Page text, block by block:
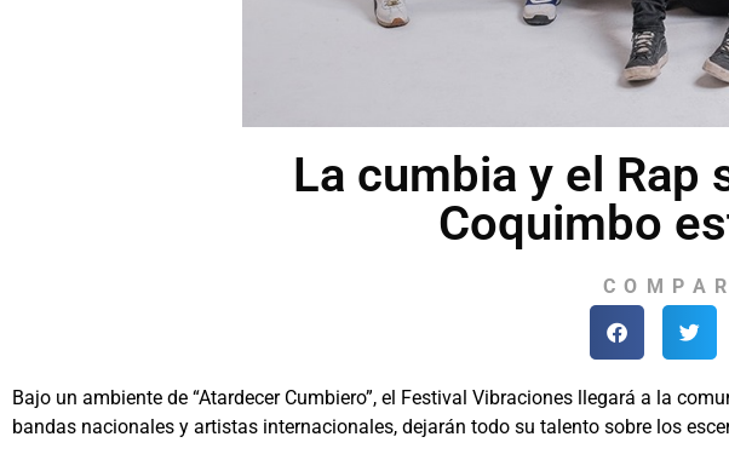
La cumbia y el Rap
Coquimbo
Bajo un ambiente de “Atardecer Cumbiero”, el Festival Vibraciones llegará a la
bandas nacionales y artistas internacionales, dejarán todo su talento sobre los